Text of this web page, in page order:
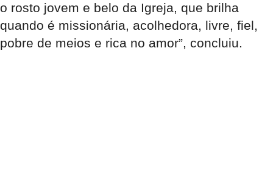
o rosto jovem e belo da Igreja, que brilha
quando é missionária, acolhedora, livre, fiel,
pobre de meios e rica no amor”, concluiu.